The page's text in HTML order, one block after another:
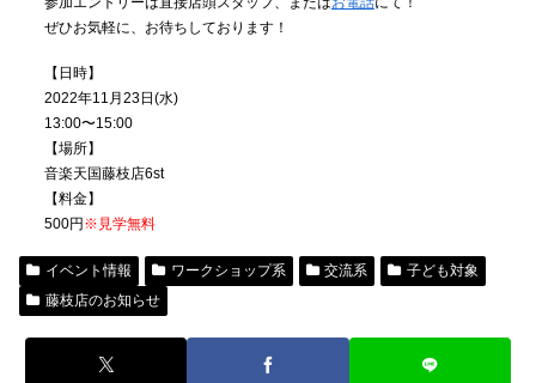
ぜひお気軽に、お待ちしております！
【日時】
2022年11月23日(水)
13:00〜15:00
【場所】
音楽天国藤枝店6st
【料金】
500円※見学無料
イベント情報 ワークショップ系 交流系
子ども対象
藤枝店のお知らせ